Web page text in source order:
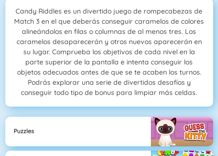
Candy Riddles es un divertido juego de rompecabezas de
Match 3 en el que deberás conseguir caramelos de colores
alineándolos en filas o columnas de al menos tres. Los
caramelos desaparecerán y otros nuevos aparecerán en
su lugar. Comprueba los objetivos de cada nivel en la
parte superior de la pantalla e intenta conseguir los
objetos adecuados antes de que se te acaben los turnos.
Podrás explorar una serie de divertidos desafíos y
conseguir todo tipo de bonus para limpiar más celdas.
Puzzles